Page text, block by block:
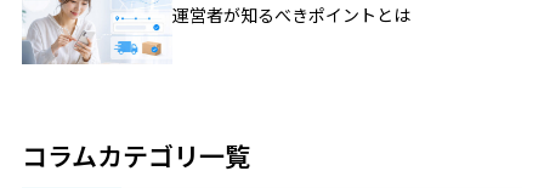
運営者が知るべきポイントとは
コラムカテゴリ一覧